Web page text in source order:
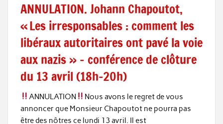
ANNULATION. Johann Chapoutot,
« Les irresponsables : comment les
libéraux autoritaires ont pavé la voie
aux nazis » – conférence de clôture
du 13 avril (18h-20h)
ANNULATION
Nous avons le regret de vous
annoncer que Monsieur Chapoutot ne pourra pas
être des nôtres ce lundi 13 avril. Il est